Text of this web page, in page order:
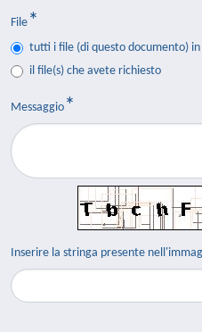
File
tutti i file (di questo documento)
il file(s) che avete richiesto
Messaggio
Inserire la stringa presente